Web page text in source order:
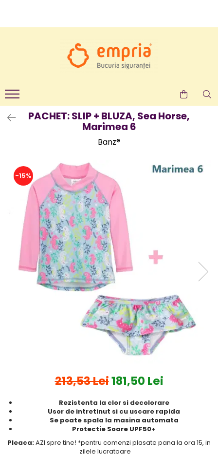
Oferte Protectii Laterale Pat
Aparatori laterale patut bebe
Protectii mobilier
Banda protectie mobila copii
Protectie colturi mobila copii
Sigurante geamuri si usi glisante
Kituri de siguranta pentru copii si
bebelusi
Protectii casa
Protectii utile
Poarta siguranta copii
Deflectoare pentru aer
conditionat
Protectii exterior
Casti antifonice pentru copii si
Echipament protectie bicicleta si
Haine plaja / inot
Palarii protectie UV
Accesorii plaja
Puericultura mare
PACHET: SLIP + BLUZA, Sea Horse,
Marimea 6
Banz®
-15%
213,53 Lei181,50 Lei
Rezistenta la clor si decolorare
Usor de intretinut si cu uscare rapida
Se poate spala la masina automata
Protectie Soare UPF50+
Pleaca:AZI spre tine! *pentru comenzi plasate pana la ora 15, in
zilele lucratoare